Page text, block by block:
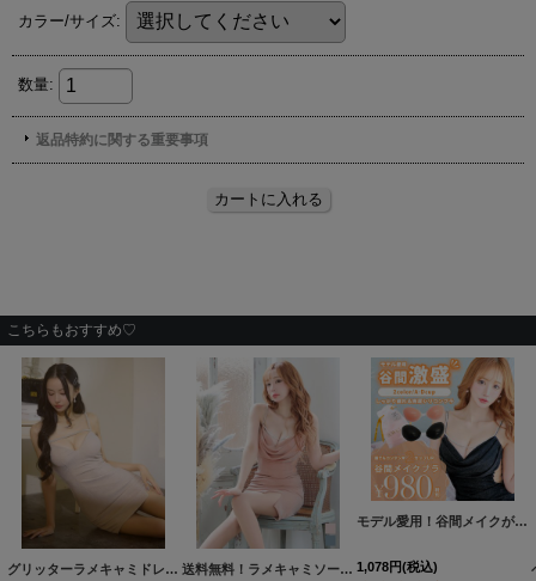
こちらもおすすめ♡
グリッターラメキャミドレス/キャバドレス【XS-Mサイズ/1カラー】[OF03] 【YN】dzcg 送料無料！ラメキャミソールドレス/グリッター/背中見せ/タイト/ドレープ/ミニドレス/ キャバドレス【XS-Lサイズ/5カラー】[OF03-U] 【YN】dzw【一部予約商品/9月下旬発送予定】
モデル愛用！谷間メイクが実現する激盛りぷるぷる肉厚シリコンブラ[OF08-U]
1,078円(税込)